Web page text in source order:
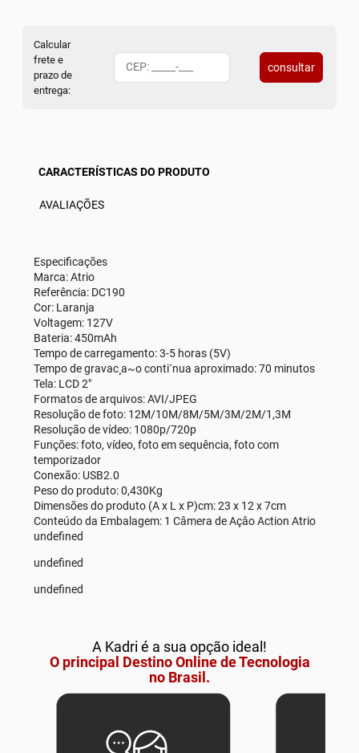
Calcular
frete e
prazo de
entrega:
consultar
CARACTERÍSTICAS DO PRODUTO
AVALIAÇÕES
Especificações
Marca: Atrio
Referência: DC190
Cor: Laranja
Voltagem: 127V
Bateria: 450mAh
Tempo de carregamento: 3-5 horas (5V)
Tempo de gravac¸a~o conti´nua aproximado: 70 minutos
Tela: LCD 2"
Formatos de arquivos: AVI/JPEG
Resolução de foto: 12M/10M/8M/5M/3M/2M/1,3M
Resolução de vídeo: 1080p/720p
Funções: foto, vídeo, foto em sequência, foto com
temporizador
Conexão: USB2.0
Peso do produto: 0,430Kg
Dimensões do produto (A x L x P)cm: 23 x 12 x 7cm
Conteúdo da Embalagem: 1 Câmera de Açâo Action Atrio
undefined
undefined
undefined
A Kadri é a sua opção ideal!
O principal Destino Online de Tecnologia
no Brasil.